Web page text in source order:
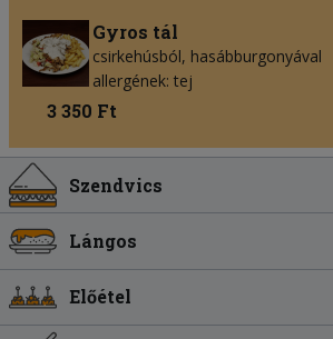
Gyros tál
csirkehúsból, hasábburgonyával
allergének: tej
3 350 Ft
Szendvics
Lángos
Előétel